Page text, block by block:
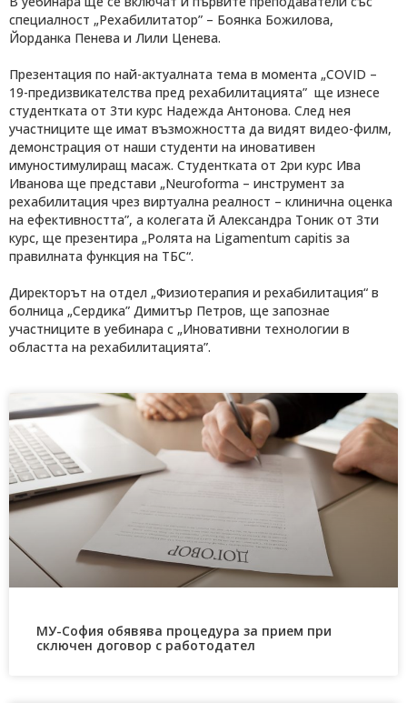
специалност „Рехабилитатор” – Боянка Божилова,
Йорданка Пенева и Лили Ценева.
Презентация по най-актуалната тема в момента „COVID –
19-предизвикателства пред рехабилитацията” ще изнесе
студентката от 3ти курс Надежда Антонова. След нея
участниците ще имат възможността да видят видео-филм,
демонстрация от наши студенти на иновативен
имуностимулиращ масаж. Студентката от 2ри курс Ива
Иванова ще представи „Neuroforma – инструмент за
рехабилитация чрез виртуална реалност – клинична оценка
на ефективността”, а колегата й Александра Тоник от 3ти
курс, ще презентира „Ролята на Ligamentum capitis за
правилната функция на ТБС“.
Директорът на отдел „Физиотерапия и рехабилитация“ в
болница „Сердика” Димитър Петров, ще запознае
участниците в уебинара с „Иновативни технологии в
областта на рехабилитацията”.
МУ-София обявява процедура за прием при
сключен договор с работодател